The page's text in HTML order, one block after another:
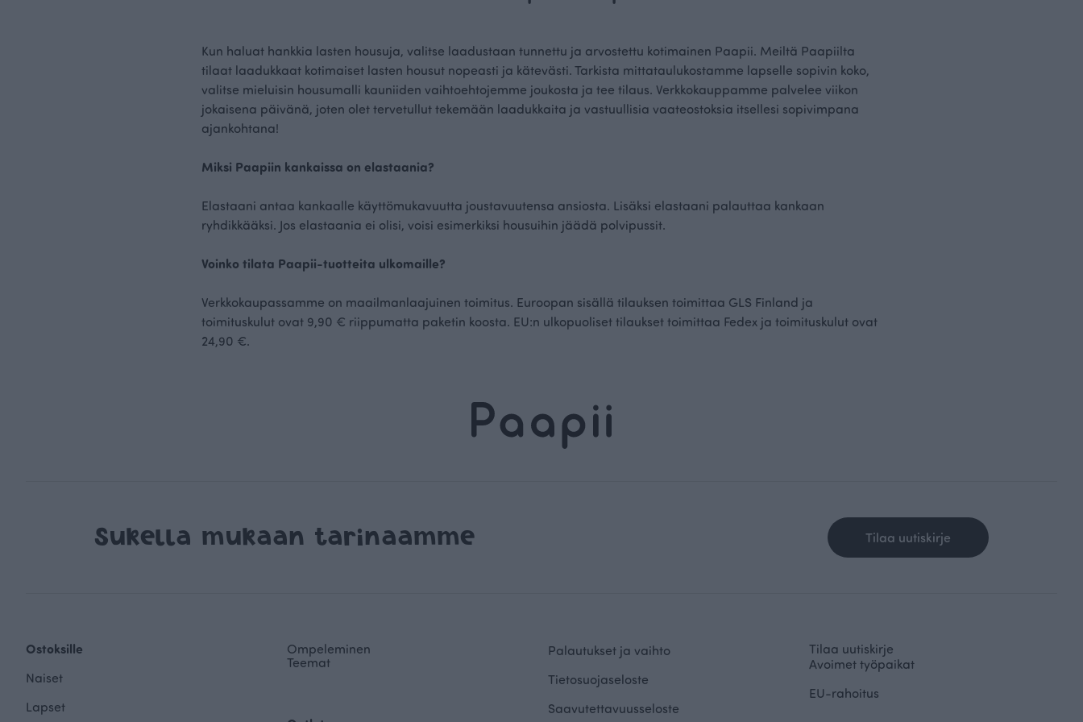
Kun haluat hankkia lasten housuja, valitse laadustaan tunnettu ja arvostettu kotimainen Paapii. Meiltä Paapiilta
tilaat laadukkaat kotimaiset lasten housut nopeasti ja kätevästi. Tarkista mittataulukostamme lapselle sopivin koko,
valitse mieluisin housumalli kauniiden vaihtoehtojemme joukosta ja tee tilaus. Verkkokauppamme palvelee viikon
jokaisena päivänä, joten olet tervetullut tekemään laadukkaita ja vastuullisia vaateostoksia itsellesi sopivimpana
ajankohtana!
Miksi Paapiin kankaissa on elastaania?
Elastaani antaa kankaalle käyttömukavuutta joustavuutensa ansiosta. Lisäksi elastaani palauttaa kankaan
ryhdikkääksi. Jos elastaania ei olisi, voisi esimerkiksi housuihin jäädä polvipussit.
Voinko tilata Paapii-tuotteita ulkomaille?
Verkkokaupassamme on maailmanlaajuinen toimitus. Euroopan sisällä tilauksen toimittaa GLS Finland ja
toimituskulut ovat 9,90 € riippumatta paketin koosta. EU:n ulkopuoliset tilaukset toimittaa Fedex ja toimituskulut ovat
24,90 €.
Sukella mukaan tarinaamme Tilaa uutiskirje
Ostoksille
Naiset
Lapset
Ompeleminen
Teemat
Palautukset ja vaihto
Tietosuojaseloste
Saavutettavuusseloste
Tilaa uutiskirje
Avoimet työpaikat
EU-rahoitus